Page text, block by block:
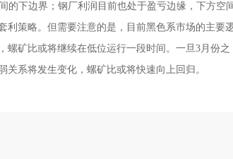
的下边界；钢厂利润目前也处于盈亏边缘，下方空
利策略。但需要注意的是，目前黑色系市场的主要
矿比或将继续在低位运行一段时间。一旦3月份之
系将发生变化，螺矿比或将快速向上回归。